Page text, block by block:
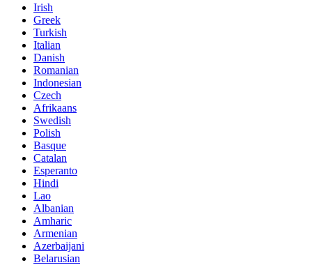
Irish
Greek
Turkish
Italian
Danish
Romanian
Indonesian
Czech
Afrikaans
Swedish
Polish
Basque
Catalan
Esperanto
Hindi
Lao
Albanian
Amharic
Armenian
Azerbaijani
Belarusian